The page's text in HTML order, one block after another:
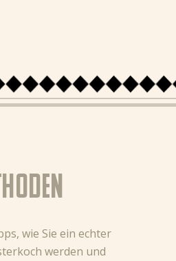
wie Sie ein echter
werden und